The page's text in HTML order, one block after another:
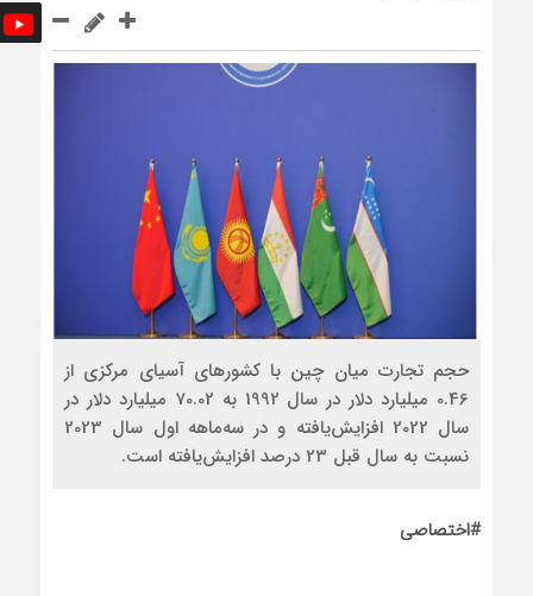
حجم تجارت میان چین با کشورهای آسیای مرکزی از
0.46 میلیارد دلار در سال 1992 به 70.02 میلیارد دلار در
سال 2022 افزایش‌یافته و در سه‌ماهه اول سال 2023
نسبت به سال قبل 23 درصد افزایش‌یافته است.
#اختصاصی